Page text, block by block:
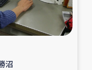
復興支援
ィア日誌
沼